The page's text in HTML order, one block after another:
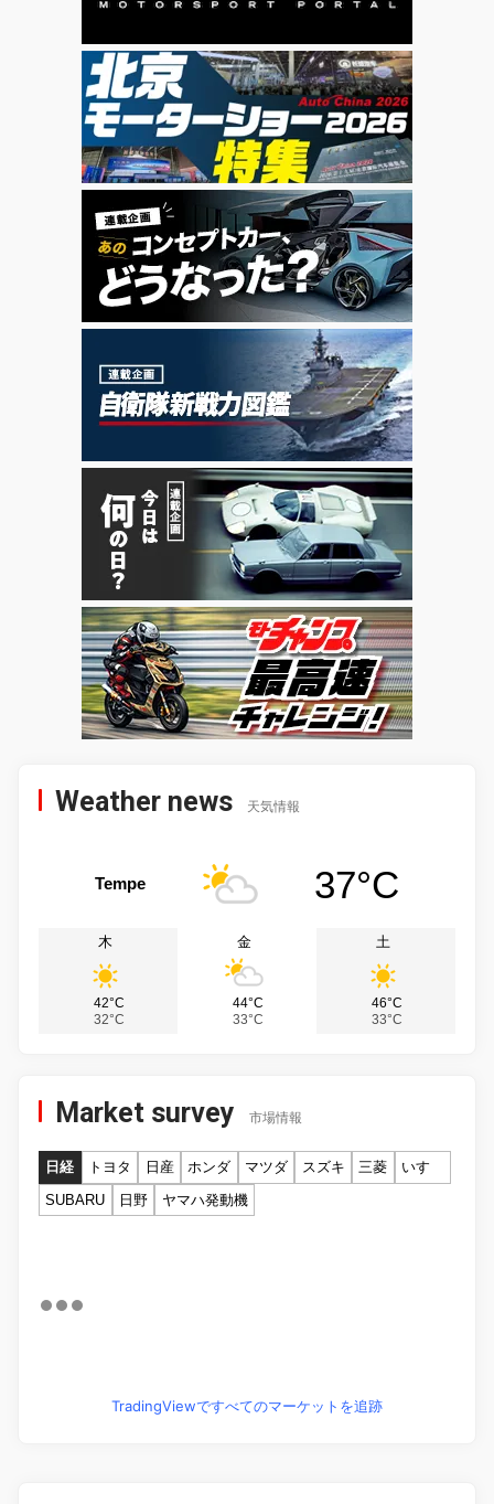
Weather news 天気情報
Tempe 37°C
木
42°C
32°C
金
44°C
33°C
土
46°C
33°C
Market survey 市場情報
日経 トヨタ 日産 ホンダ マツダ スズキ 三菱
いすゞ
SUBARU
日野 ヤマハ発動機
TradingViewですべてのマーケットを追跡